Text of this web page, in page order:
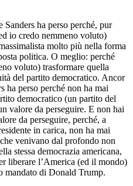
ha perso perché, pur
io credo nemmeno voluto)
molto più nella forma
politica. O meglio: perché
voluto) trasformare quella
del partito democratico. Ancor
ha perso perché non ha mai
democratico (un partito del
valore da perseguire. E non hai
da perseguire, perché, a
in carica, non ha mai
venivano dal profondo non
stessa democrazia americana,
liberare l’America (ed il mondo)
mandato di Donald Trump.